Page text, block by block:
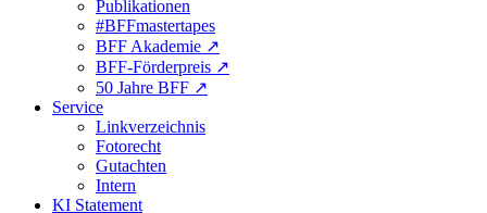
Publikationen
#BFFmastertapes
BFF Akademie ↗︎
BFF-Förderpreis ↗︎
50 Jahre BFF ↗︎
Service
Linkverzeichnis
Fotorecht
Gutachten
Intern
KI Statement